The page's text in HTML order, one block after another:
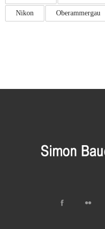
Nikon Oberammergau